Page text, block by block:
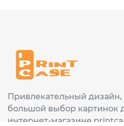
Привлекательный
большой выбор картинок
интернет-магазине